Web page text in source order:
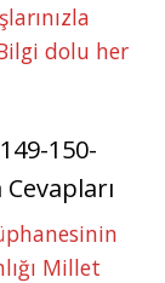
dolu her
150-
Millet